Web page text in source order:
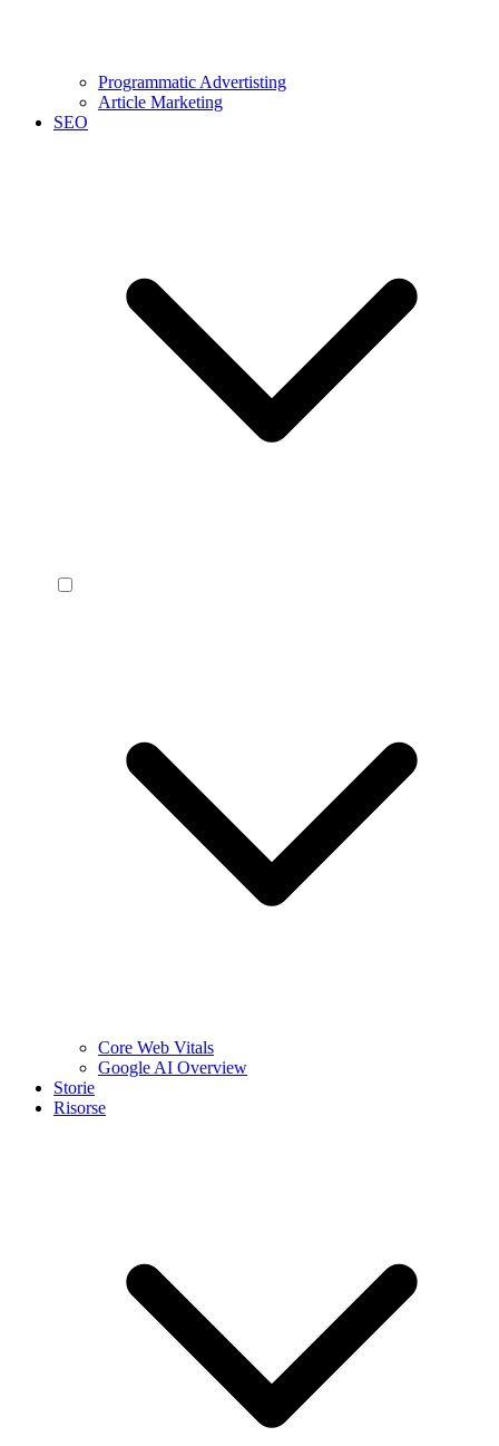
Programmatic Advertisting
Article Marketing
SEO
Core Web Vitals
Google AI Overview
Storie
Risorse